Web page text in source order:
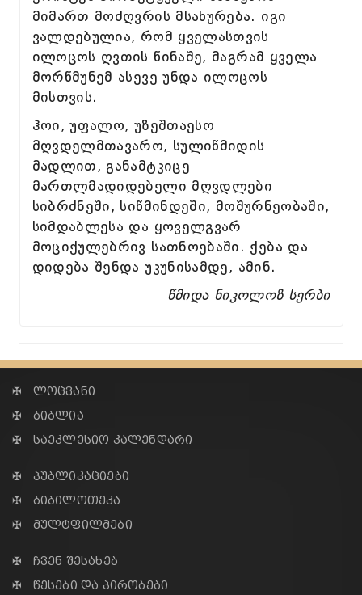
მიმართ მოძღვრის მსახურება. იგი
ვალდებულია, რომ ყველასთვის
ილოცოს ღვთის წინაშე, მაგრამ ყველა
მორწმუნემ ასევე უნდა ილოცოს
მისთვის.
ჰოი, უფალო, უზეშთაესო
მღვდელმთავარო, სულიწმიდის
მადლით, განამტკიცე
მართლმადიდებელი მღვდლები
სიბრძნეში, სიწმინდეში, მოშურნეობაში,
სიმდაბლესა და ყოველგვარ
მოციქულებრივ სათნოებაში. ქება და
დიდება შენდა უკუნისამდე, ამინ.
წმიდა ნიკოლოზ სერბი
✠ ლოცვანი
✠ ბიბლია
✠ საეკლესიო კალენდარი
✠ პუბლიკაციები
✠ ბიბილოთეკა
✠ მულტფილმები
✠ ჩვენ შესახებ
✠ წესები და პირობები